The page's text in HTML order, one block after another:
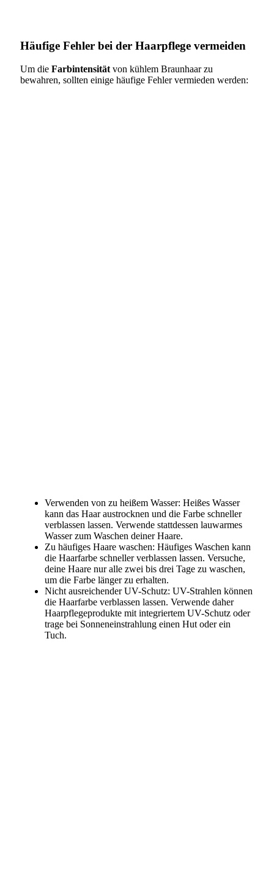
Häufige Fehler bei der Haarpflege vermeiden
Um die Farbintensität von kühlem Braunhaar zu
bewahren, sollten einige häufige Fehler vermieden werden:
Verwenden von zu heißem Wasser: Heißes Wasser
kann das Haar austrocknen und die Farbe schneller
verblassen lassen. Verwende stattdessen lauwarmes
Wasser zum Waschen deiner Haare.
Zu häufiges Haare waschen: Häufiges Waschen kann
die Haarfarbe schneller verblassen lassen. Versuche,
deine Haare nur alle zwei bis drei Tage zu waschen,
um die Farbe länger zu erhalten.
Nicht ausreichender UV-Schutz: UV-Strahlen können
die Haarfarbe verblassen lassen. Verwende daher
Haarpflegeprodukte mit integriertem UV-Schutz oder
trage bei Sonneneinstrahlung einen Hut oder ein
Tuch.